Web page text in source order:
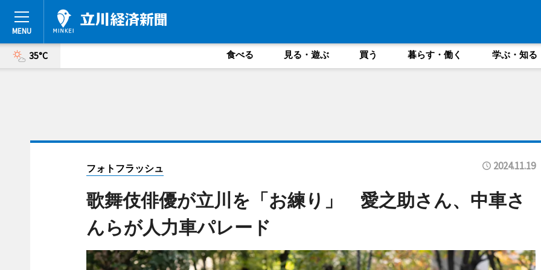
35°C 食べる 見る・遊ぶ 買う 暮らす・働く 学ぶ・知る
フォトフラッシュ 2024.11.19
歌舞伎俳優が立川を「お練り」 愛之助さん、中車さ
んらが人力車パレード